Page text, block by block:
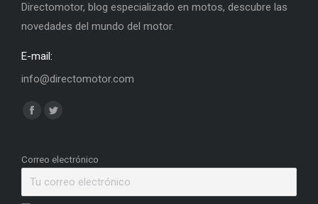
Directomotor, blog especializado en motos, descubre las
novedades del mundo del motor.
E-mail:
info@directomotor.com
Find us on:
Facebook
opens
Twitter
opens
Correo electrónico